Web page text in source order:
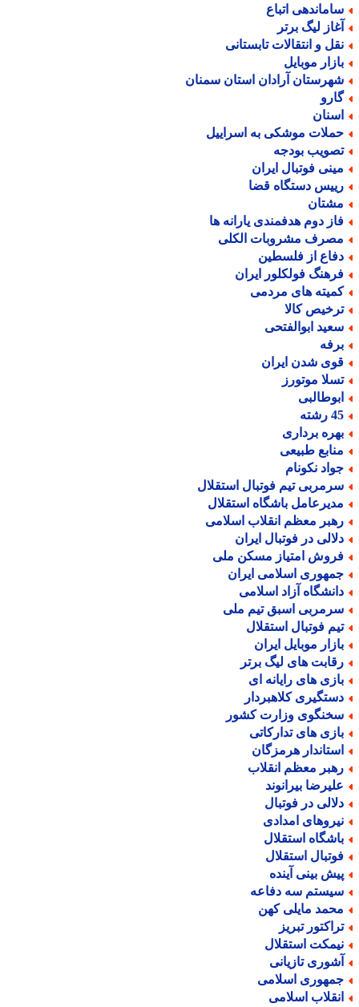
اتباع
لیگ برتر
و انتقالات تابستانی
موبایل
آرادان استان سمنان
موشکی به اسراییل
بودجه
فوتبال ایران
دستگاه قضا
دوم هدفمندی یارانه ها
مشروبات الکلی
از فلسطین
فولکلور ایران
های مردمی
کالا
ابوالفتحی
شدن ایران
موتورز
برداری
طبیعی
نکونام
تیم فوتبال استقلال
باشگاه استقلال
معظم انقلاب اسلامی
در فوتبال ایران
امتیاز مسکن ملی
اسلامی ایران
آزاد اسلامی
اسبق تیم ملی
فوتبال استقلال
موبایل ایران
های لیگ برتر
های رایانه ای
کلاهبردار
وزارت کشور
های تدارکاتی
هرمزگان
معظم انقلاب
بیرانوند
در فوتبال
امدادی
استقلال
استقلال
بینی آینده
سه دفاعه
مایلی کهن
تبریز
استقلال
تازیانی
اسلامی
اسلامی